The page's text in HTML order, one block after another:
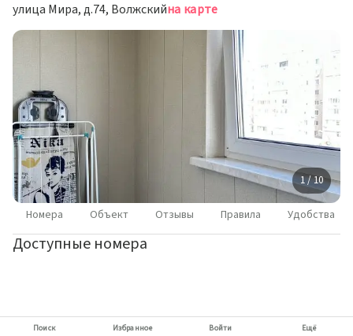
улица Мира, д.74, Волжскийна карте
1 / 10
Номера Объект Отзывы Правила Удобства
Доступные номера
Поиск Избранное Войти Ещё